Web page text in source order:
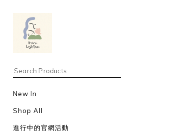
New In
Shop All
進行中的官網活動